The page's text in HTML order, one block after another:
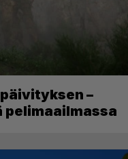
–
pelimaailmassa